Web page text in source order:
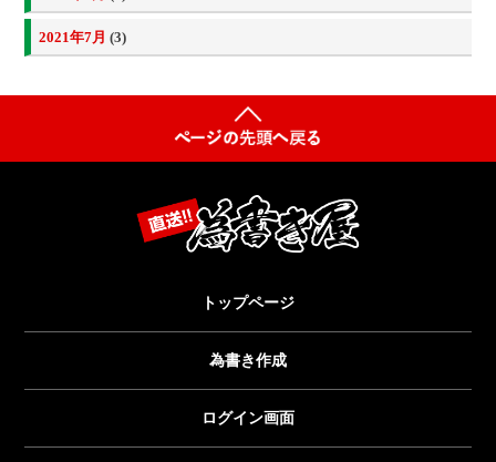
2021年7月 (3)
トップページ
為書き作成
ログイン画面